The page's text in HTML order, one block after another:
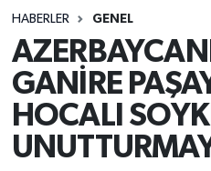
HABERLER GENEL
GANİRE
HOCALI
Son Dakika Haberleri
Haber Arşivi